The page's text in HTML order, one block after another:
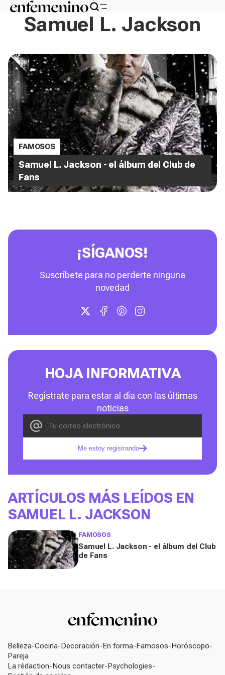
Samuel L. Jackson
FAMOSOS
Samuel L. Jackson - el álbum del Club de
Fans
¡SÍGANOS!
Suscríbete para no perderte ninguna
novedad
HOJA INFORMATIVA
Regístrate para estar al día con las últimas
noticias
Me estoy registrando
ARTÍCULOS MÁS LEÍDOS EN
SAMUEL L. JACKSON
FAMOSOS
Samuel L. Jackson - el álbum del Club
de Fans
Belleza Cocina Decoración En forma Famosos Horóscopo
Pareja
La rédaction Nous contacter Psychologies